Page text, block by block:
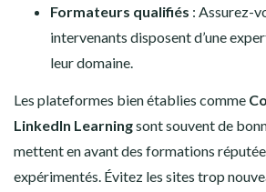
Formateurs qualifiés : Assurez-
intervenants disposent d’une
leur domaine.
Les plateformes bien établies comme
LinkedIn Learningsont souvent de
mettent en avant des formations
expérimentés. Évitez les sites trop